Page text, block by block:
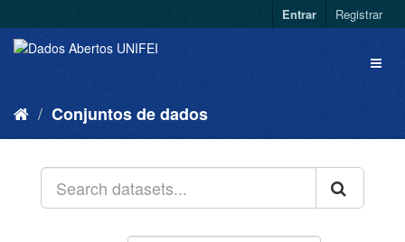
Entrar Registrar
Conjuntos de dados